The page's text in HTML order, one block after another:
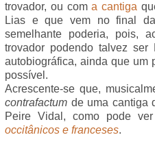
trovador, ou coma cantiga
Lias e que vem no final
semelhante poderia, pois,
trovador podendo talvez
autobiográfica, ainda que um
possível.
Acrescente-se que,
contrafactum de uma cantiga
Peire Vidal, como pode
occitânicos e franceses.